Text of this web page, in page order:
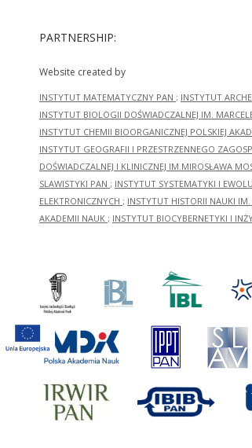
PARTNERSHIP:
Website created by
INSTYTUT MATEMATYCZNY PAN ; INSTYTUT
INSTYTUT BIOLOGII DOŚWIADCZALNEJ IM.
INSTYTUT CHEMII BIOORGANICZNEJ POLSKIEJ
INSTYTUT GEOGRAFII I PRZESTRZENNEGO
DOŚWIADCZALNEJ I KLINICZNEJ IM.MIROSŁAWA
SLAWISTYKI PAN ; INSTYTUT SYSTEMATYKI I
ELEKTRONICZNYCH ; INSTYTUT HISTORII NAUKI IM.
AKADEMII NAUK ; INSTYTUT BIOCYBERNETYKI I